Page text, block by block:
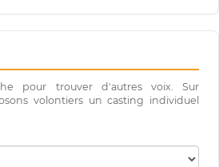
pour trouver d'autres voix. Sur
volontiers un casting individuel